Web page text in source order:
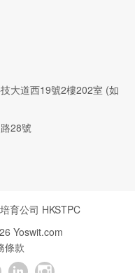
大道西19號2樓202室 (如
28號
育公司 HKSTPC
Yoswit.com
條款